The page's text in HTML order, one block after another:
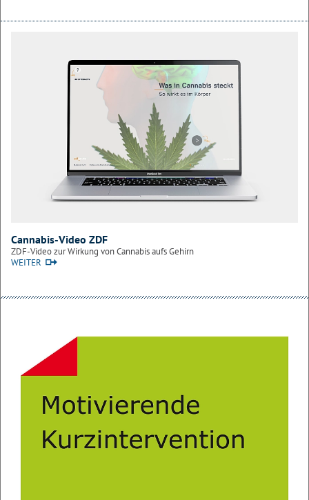
Cannabis-Video ZDF
ZDF-Video zur Wirkung von Cannabis aufs Gehirn
WEITER